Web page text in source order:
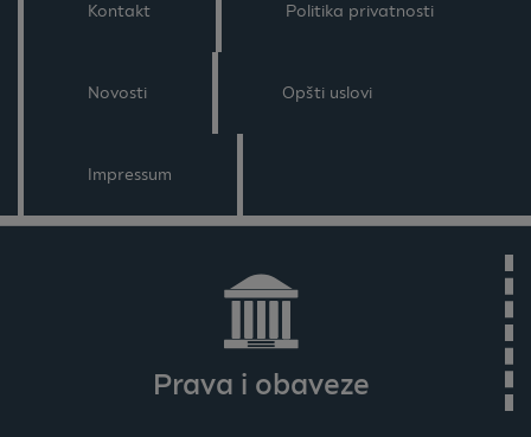
Kontakt Politika privatnosti
Novosti Opšti uslovi
Impressum
Prava i obaveze